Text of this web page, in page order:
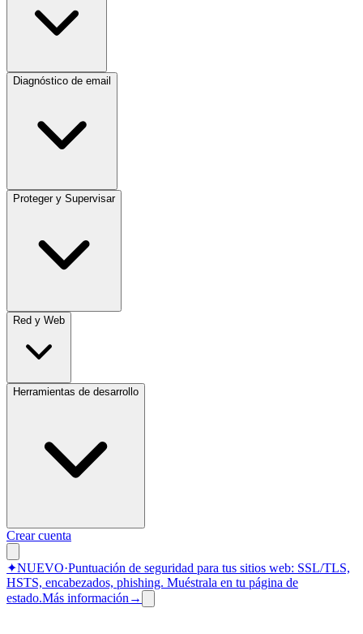
Diagnóstico de email
Proteger y Supervisar
Red y Web
Herramientas de desarrollo
Crear cuenta
✦NUEVO·Puntuación de seguridad para tus sitios web: SSL/TLS,
HSTS, encabezados, phishing. Muéstrala en tu página de
estado.Más información →